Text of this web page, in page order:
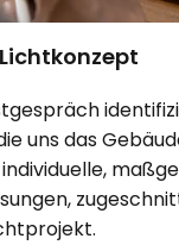
uns das